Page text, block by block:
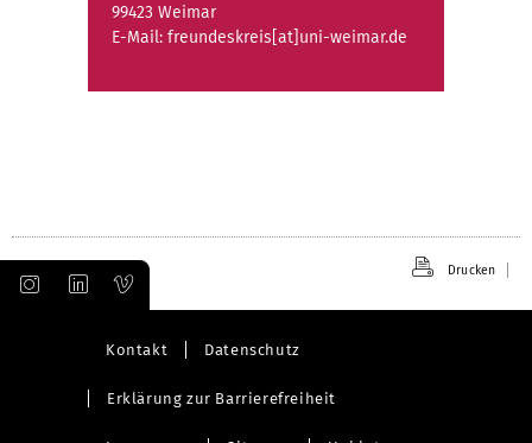
99423 Weimar
E-Mail: freundeskreis[at]uni-weimar.de
Drucken
Kontakt Datenschutz
Erklärung zur Barrierefreiheit